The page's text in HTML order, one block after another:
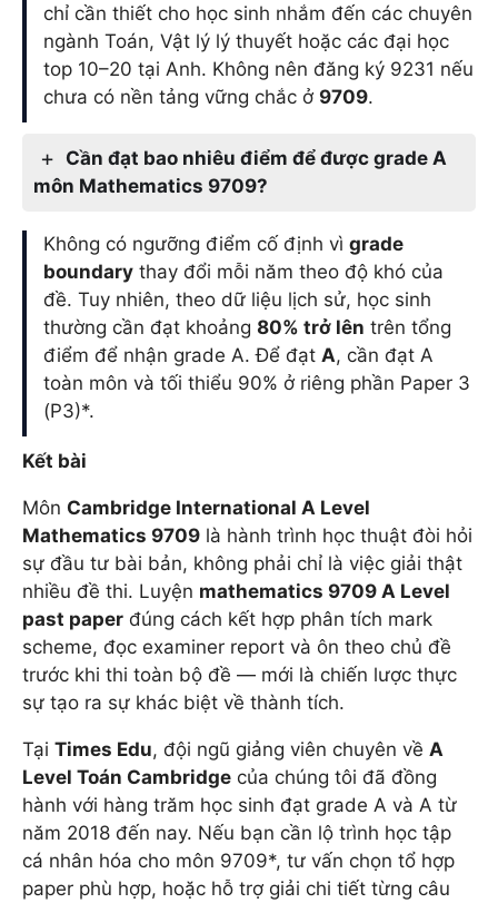
chỉ cần thiết cho học sinh nhắm đến các chuyên
ngành Toán, Vật lý lý thuyết hoặc các đại học
top 10–20 tại Anh. Không nên đăng ký 9231 nếu
chưa có nền tảng vững chắc ở 9709.
Cần đạt bao nhiêu điểm để được grade A
môn Mathematics 9709?
Không có ngưỡng điểm cố định vì grade
boundary thay đổi mỗi năm theo độ khó của
đề. Tuy nhiên, theo dữ liệu lịch sử, học sinh
thường cần đạt khoảng 80% trở lên trên tổng
điểm để nhận grade A. Để đạt A, cần đạt A
toàn môn và tối thiểu 90% ở riêng phần Paper 3
(P3)*.
Kết bài
Môn Cambridge International A Level
Mathematics 9709 là hành trình học thuật đòi hỏi
sự đầu tư bài bản, không phải chỉ là việc giải thật
nhiều đề thi. Luyện mathematics 9709 A Level
past paper đúng cách kết hợp phân tích mark
scheme, đọc examiner report và ôn theo chủ đề
trước khi thi toàn bộ đề — mới là chiến lược thực
sự tạo ra sự khác biệt về thành tích.
Tại Times Edu, đội ngũ giảng viên chuyên về A
Level Toán Cambridge của chúng tôi đã đồng
hành với hàng trăm học sinh đạt grade A và A từ
năm 2018 đến nay. Nếu bạn cần lộ trình học tập
cá nhân hóa cho môn 9709*, tư vấn chọn tổ hợp
paper phù hợp, hoặc hỗ trợ giải chi tiết từng câu